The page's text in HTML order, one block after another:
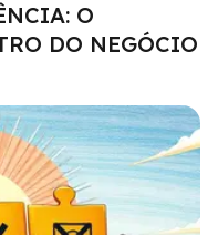
O
DO NEGÓCIO